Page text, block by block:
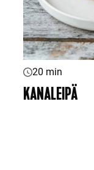
20 min
KANALEIPÄ